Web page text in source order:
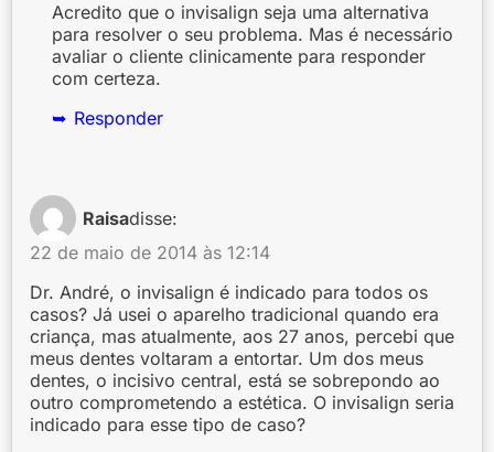
Acredito que o invisalign seja uma alternativa
para resolver o seu problema. Mas é necessário
avaliar o cliente clinicamente para responder
com certeza.
Responder
Raisadisse:
22 de maio de 2014 às 12:14
Dr. André, o invisalign é indicado para todos os
casos? Já usei o aparelho tradicional quando era
criança, mas atualmente, aos 27 anos, percebi que
meus dentes voltaram a entortar. Um dos meus
dentes, o incisivo central, está se sobrepondo ao
outro comprometendo a estética. O invisalign seria
indicado para esse tipo de caso?